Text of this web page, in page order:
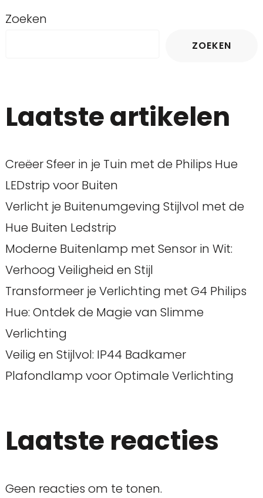
Zoeken
ZOEKEN
Laatste artikelen
Creëer Sfeer in je Tuin met de Philips Hue
LEDstrip voor Buiten
Verlicht je Buitenumgeving Stijlvol met de
Hue Buiten Ledstrip
Moderne Buitenlamp met Sensor in Wit:
Verhoog Veiligheid en Stijl
Transformeer je Verlichting met G4 Philips
Hue: Ontdek de Magie van Slimme
Verlichting
Veilig en Stijlvol: IP44 Badkamer
Plafondlamp voor Optimale Verlichting
Laatste reacties
Geen reacties om te tonen.